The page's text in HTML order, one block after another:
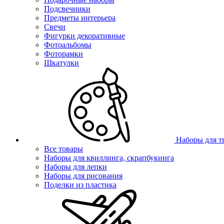
Подсвечники
Предметы интерьера
Свечи
Фигурки декоративные
Фотоальбомы
Фоторамки
Шкатулки
Наборы для
Все товары
Наборы для квиллинга, скрапбукинга
Наборы для лепки
Наборы для рисования
Поделки из пластика